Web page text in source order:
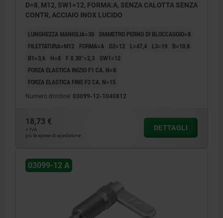
D=8, M12, SW1=12, FORMA:A, SENZA CALOTTA SENZA
CONTR, ACCIAIO INOX LUCIDO
LUNGHEZZA MANIGLIA=30
DIAMETRO PERNO DI BLOCCAGGIO=8
FILETTATURA=M12
FORMA=A D2=12 L=47,4 L3=19
B=10,8
B1=3,6
H=8 F X 30°=2,3
SW1=12
FORZA ELASTICA INIZIO F1 CA. N=8
FORZA ELASTICA FINE F2 CA. N=15
Numero d’ordine: 03099-12-1040812
18,73 €
+ IVA
più le spese di spedizione
DETTAGLI
03099-12 A